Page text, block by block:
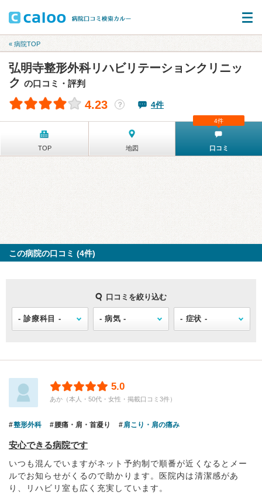
« 病院TOP
弘明寺整形外科リハビリテーションクリニッ
ク の口コミ・評判
4.23 ？ 4件
TOP 地図 口コミ
4件
この病院の口コミ (4件)
口コミを絞り込む
5.0
あか（本人・50代・女性・掲載口コミ3件）
整形外科 腰痛・肩・首凝り 肩こり・肩の痛み
安心できる病院です
いつも混んでいますがネット予約制で順番が近くなるとメー
ルでお知らせがくるので助かります。医院内は清潔感があ
り、リハビリ室も広く充実しています。